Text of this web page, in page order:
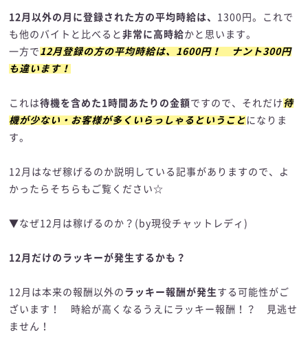
12月以外の月に登録された方の平均時給は、 1300円。これで
も他のバイトと比べると非常に高時給かと思います。
一方で 12月登録の方の平均時給は、1600円！ ナント300円
も違います！
これは待機を含めた1時間あたりの金額 ですので、それだけ 待
機が少ない・お客様が多くいらっしゃるということになりま
す。
12月はなぜ稼げるのか説明している記事がありますので、よ
かったらそちらもご覧ください☆
▼なぜ12月は稼げるのか？(by現役チャットレディ)
12月だけのラッキーが発生するかも？
12月は本来の報酬以外の ラッキー報酬が発生 する可能性がご
ざいます！ 時給が高くなるうえにラッキー報酬！？ 見逃せ
ません！